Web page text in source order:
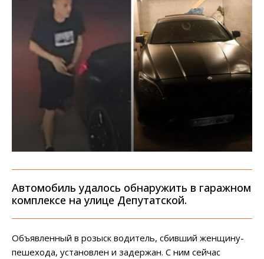
Автомобиль удалось обнаружить в гаражном
комплексе на улице Депутатской.
Объявленный в розыск водитель, сбивший женщину-
пешехода, установлен и задержан. С ним сейчас